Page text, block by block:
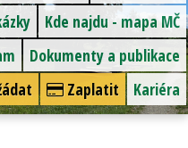
Kde najdu - mapa MČ
Dokumenty a publikace
Kariéra
Zaplatit